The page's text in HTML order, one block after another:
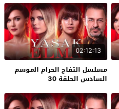
02:12:13
مسلسل التفاح الحرام الموسم
السادس الحلقة 30